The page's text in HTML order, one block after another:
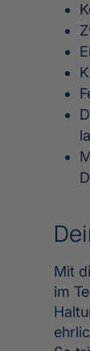
Mit
im